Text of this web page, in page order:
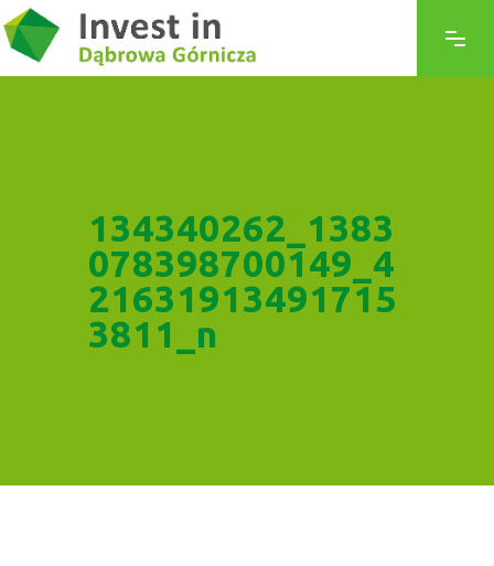
134340262_1383
078398700149_4
21631913491715
3811_n